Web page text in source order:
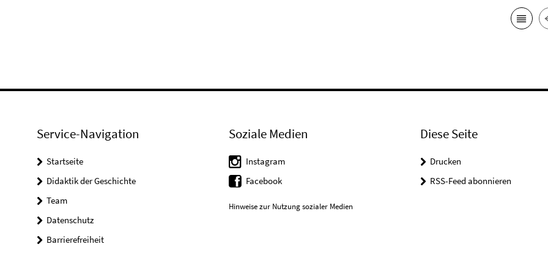
Service-Navigation
Startseite
Didaktik der Geschichte
Team
Datenschutz
Barrierefreiheit
Soziale Medien
Instagram
Facebook
Hinweise zur Nutzung sozialer Medien
Diese Seite
Drucken
RSS-Feed abonnieren